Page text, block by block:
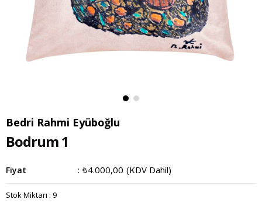
Bedri Rahmi Eyüboğlu
Bodrum 1
Fiyat : ₺4.000,00 (KDV Dahil)
Stok Miktarı : 9